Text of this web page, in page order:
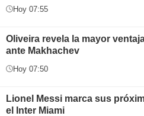
Hoy 07:55
Oliveira revela la mayor
ante Makhachev
Hoy 07:50
Lionel Messi marca sus
el Inter Miami